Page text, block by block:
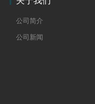
公司简介
公司新闻